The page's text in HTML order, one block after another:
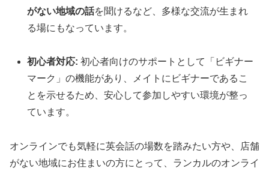
がない地域の話を聞けるなど、多様な交流が生まれ
る場にもなっています。
初心者対応: 初心者向けのサポートとして「ビギナー
マーク」の機能があり、メイトにビギナーであるこ
とを示せるため、安心して参加しやすい環境が整っ
ています。
オンラインでも気軽に英会話の場数を踏みたい方や、店舗
がない地域にお住まいの方にとって、ランカルのオンライ